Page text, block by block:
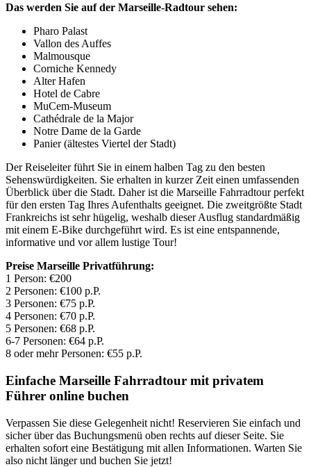
Das werden Sie auf der Marseille-Radtour sehen:
Pharo Palast
Vallon des Auffes
Malmousque
Corniche Kennedy
Alter Hafen
Hotel de Cabre
MuCem-Museum
Cathédrale de la Major
Notre Dame de la Garde
Panier (ältestes Viertel der Stadt)
Der Reiseleiter führt Sie in einem halben Tag zu den besten
Sehenswürdigkeiten. Sie erhalten in kurzer Zeit einen umfassenden
Überblick über die Stadt. Daher ist die Marseille Fahrradtour perfekt
für den ersten Tag Ihres Aufenthalts geeignet. Die zweitgrößte Stadt
Frankreichs ist sehr hügelig, weshalb dieser Ausflug standardmäßig
mit einem E-Bike durchgeführt wird. Es ist eine entspannende,
informative und vor allem lustige Tour!
Preise Marseille Privatführung:
1 Person: €200
2 Personen: €100 p.P.
3 Personen: €75 p.P.
4 Personen: €70 p.P.
5 Personen: €68 p.P.
6-7 Personen: €64 p.P.
8 oder mehr Personen: €55 p.P.
Einfache Marseille Fahrradtour mit privatem
Führer online buchen
Verpassen Sie diese Gelegenheit nicht! Reservieren Sie einfach und
sicher über das Buchungsmenü oben rechts auf dieser Seite. Sie
erhalten sofort eine Bestätigung mit allen Informationen. Warten Sie
also nicht länger und buchen Sie jetzt!